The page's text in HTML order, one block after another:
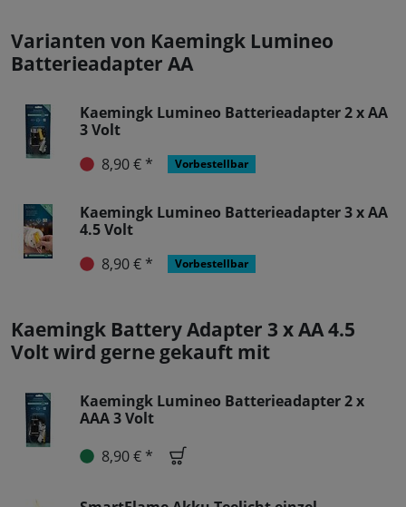
Varianten von Kaemingk Lumineo
Batterieadapter AA
Kaemingk Lumineo Batterieadapter 2 x AA
3 Volt
8,90 € *
Vorbestellbar
Kaemingk Lumineo Batterieadapter 3 x AA
4.5 Volt
8,90 € *
Vorbestellbar
Kaemingk Battery Adapter 3 x AA 4.5
Volt wird gerne gekauft mit
Kaemingk Lumineo Batterieadapter 2 x
AAA 3 Volt
8,90 € *